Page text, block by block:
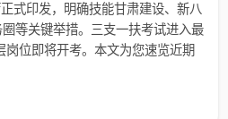
式印发，明确技能甘肃建设、新八
等关键举措。三支一扶考试进入最
位即将开考。本文为您速览近期